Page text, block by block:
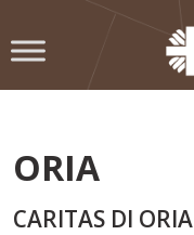
to
ORIA
CARITAS DI ORIA